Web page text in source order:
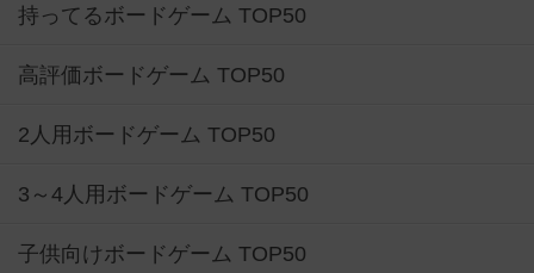
持ってるボードゲーム TOP50
高評価ボードゲーム TOP50
2人用ボードゲーム TOP50
3～4人用ボードゲーム TOP50
子供向けボードゲーム TOP50